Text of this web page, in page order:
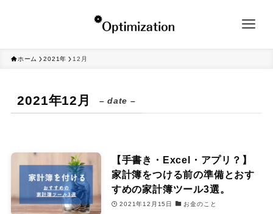
ホーム 2021年 12月
2021年12月 – date –
【手書き・Excel・アプリ？】
家計簿をつける前の準備とおす
すめの家計簿ツール3選。
2021年12月15日 お金のこと